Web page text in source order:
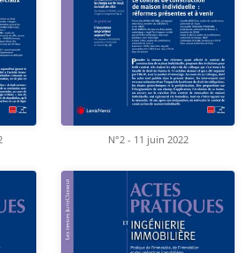
N°2 - 11 juin 2022